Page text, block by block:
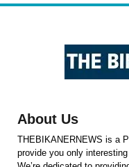
About Us
THEBIKANERNEWS is a
provide you only